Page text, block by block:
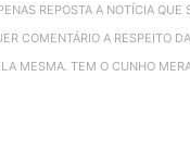
REPOSTA A NOTÍCIA QUE
COMENTÁRIO A RESPEITO
MESMA. TEM O CUNHO